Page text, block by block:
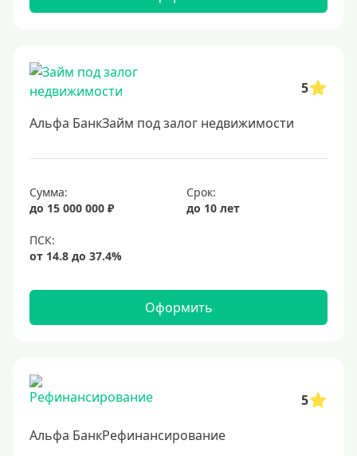
5
Альфа БанкЗайм под залог недвижимости
Сумма:
до 15 000 000 ₽
Срок:
до 10 лет
Оформить
5
Альфа БанкРефинансирование